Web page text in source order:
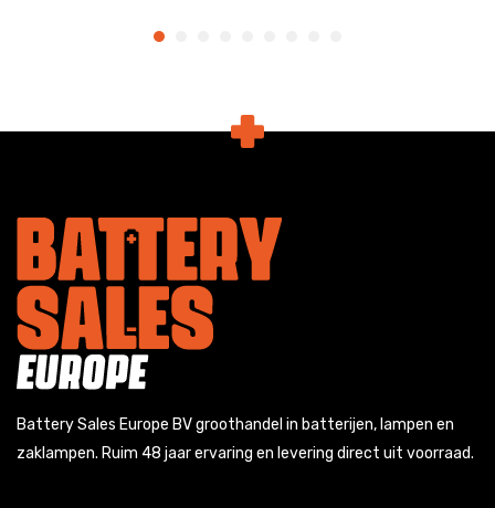
Battery Sales Europe BV groothandel in batterijen, lampen en
zaklampen. Ruim 48 jaar ervaring en levering direct uit voorraad.